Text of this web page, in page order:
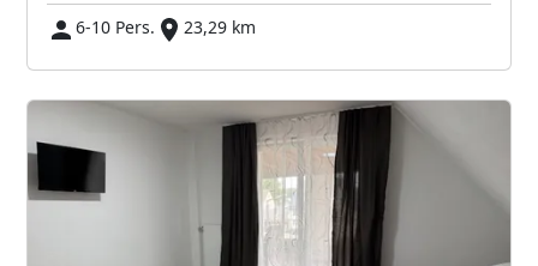
6-10 Pers.
23,29 km